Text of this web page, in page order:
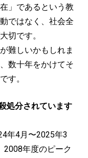
」であるという教
ではなく、社会全
切です。
難しいかもしれま
数十年をかけてそ
す。
処分されています
年4月〜2025年3
2008年度のピーク